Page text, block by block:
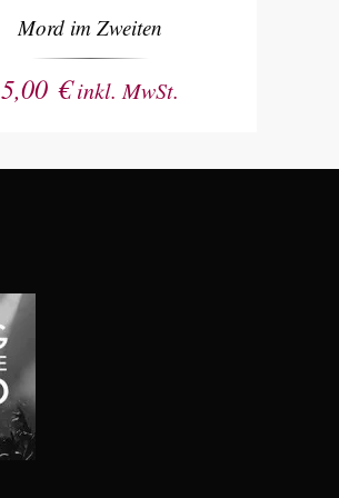
Mord im Zweiten
5,00 € inkl. MwSt.